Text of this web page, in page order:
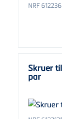
NRF
Skruer
par